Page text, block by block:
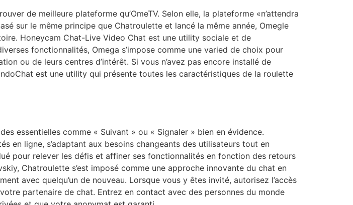
de meilleure plateforme qu’OmeTV. Selon elle, la plateforme «n’attendra
sur le même principe que Chatroulette et lancé la même année, Omegle
Honeycam Chat-Live Video Chat est une utility sociale et de
fonctionnalités, Omega s’impose comme une varied de choix pour
ou de leurs centres d’intérêt. Si vous n’avez pas encore installé de
est une utility qui présente toutes les caractéristiques de la roulette
essentielles comme « Suivant » ou « Signaler » bien en évidence.
en ligne, s’adaptant aux besoins changeants des utilisateurs tout en
pour relever les défis et affiner ses fonctionnalités en fonction des retours
Chatroulette s’est imposé comme une approche innovante du chat en
avec quelqu’un de nouveau. Lorsque vous y êtes invité, autorisez l’accès
partenaire de chat. Entrez en contact avec des personnes du monde